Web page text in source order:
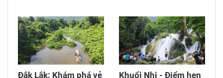
Đắk Lắk: Khám phá vẻ
Khuổi Nhi - Điểm hẹn